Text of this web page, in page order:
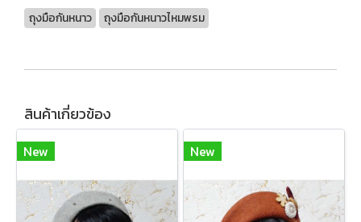
ถุงมือกันหนาว ถุงมือกันหนาวไหมพรม
สินค้าเกี่ยวข้อง
New New